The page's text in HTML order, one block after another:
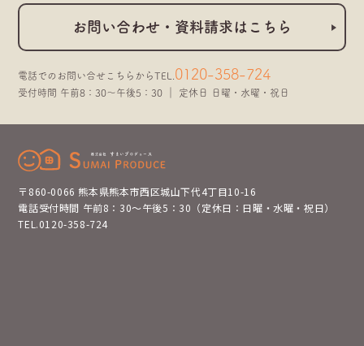
お問い合わせ・資料請求はこちら
電話でのお問い合せこちらからTEL. 0120-358-724
受付時間 午前8：30～午後5：30 ｜ 定休日 日曜・水曜・祝日
〒860-0066 熊本県熊本市西区城山下代4丁目10-16
電話受付時間 午前8：30～午後5：30（定休日：日曜・水曜・祝日）
TEL.0120-358-724